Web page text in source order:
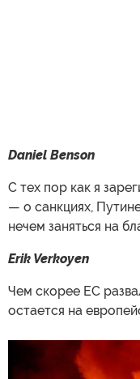
Daniel Benson
С тех пор как я
— о санкциях,
нечем заняться на
Erik Verkoyen
Чем скорее ЕС
остается на